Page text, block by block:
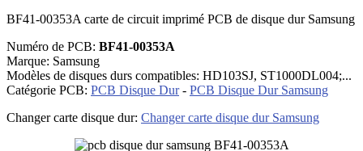
BF41-00353A carte de circuit imprimé PCB de disque dur Samsung
Numéro de PCB: BF41-00353A
Marque: Samsung
Modèles de disques durs compatibles: HD103SJ, ST1000DL004;...
Catégorie PCB: PCB Disque Dur- PCB Disque Dur Samsung
Changer carte disque dur: Changer carte disque dur Samsung